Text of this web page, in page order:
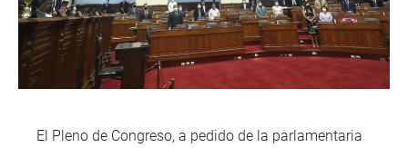
El Pleno de Congreso, a pedido de la parlamentaria